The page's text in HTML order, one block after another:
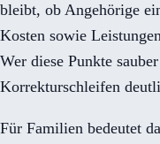
bleibt, ob Angehörige
Kosten sowie
Wer diese Punkte
Korrekturschleifen
Für Familien bedeutet